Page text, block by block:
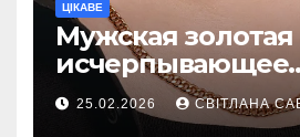
ЦІКАВЕ
Мужская золотая
исчерпывающее
руководство по
статусного
25.02.2026 СВІТЛАНА